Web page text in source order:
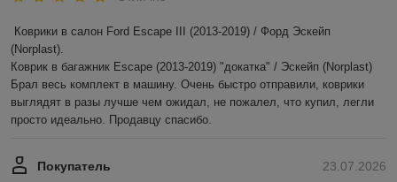
Коврики в салон Ford Escape III (2013-2019) / Форд Эскейп
(Norplast).
Коврик в багажник Escape (2013-2019) "докатка" / Эскейп (Norplast)
Брал весь комплект в машину. Очень быстро отправили, коврики
выглядят в разы лучше чем ожидал, не пожалел, что купил, легли
просто идеально. Продавцу спасибо.
23.07.2026
Покупатель